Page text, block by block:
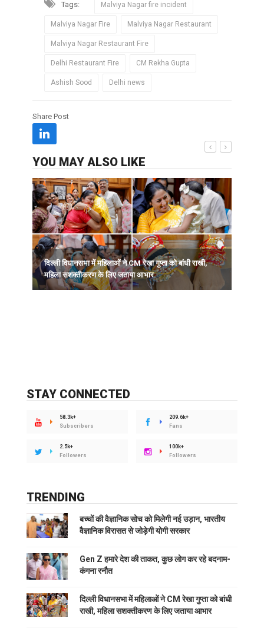
Tags: Malviya Nagar fire incident
Malviya Nagar Fire Malviya Nagar Restaurant
Malviya Nagar Restaurant Fire
Delhi Restaurant Fire CM Rekha Gupta
Ashish Sood Delhi news
Share Post
YOU MAY ALSO LIKE
दिल्ली विधानसभा में महिलाओं ने CM रेखा गुप्ता को बांधी राखी,
महिला सशक्तीकरण के लिए जताया आभार.
STAY CONNECTED
58.3k+
Subscribers
209.6k+
Fans
2.5k+
Followers
100k+
Followers
TRENDING
बच्चों की वैज्ञानिक सोच को मिलेगी नई उड़ान, भारतीय
वैज्ञानिक विरासत से जोड़ेगी योगी सरकार
Gen Z हमारे देश की ताकत, कुछ लोग कर रहे बदनाम-
कंगना रनौत
दिल्ली विधानसभा में महिलाओं ने CM रेखा गुप्ता को बांधी
राखी, महिला सशक्तीकरण के लिए जताया आभार